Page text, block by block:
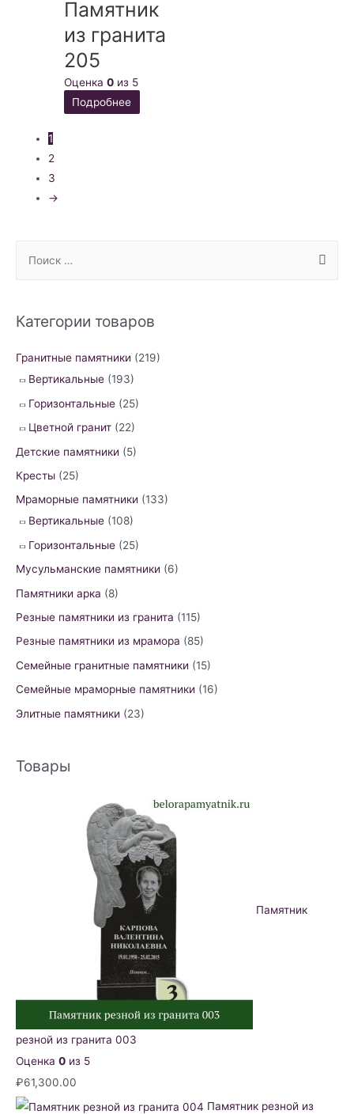
Памятник
из гранита
205
Оценка0 из 5
Подробнее
1
2
3
→
r
h
Категории товаров
Гранитные памятники (219)
Вертикальные (193)
Горизонтальные (25)
Цветной гранит (22)
Детские памятники (5)
Кресты (25)
Мраморные памятники (133)
Вертикальные (108)
Горизонтальные (25)
Мусульманские памятники (6)
Памятники арка (8)
Резные памятники из гранита (115)
Резные памятники из мрамора (85)
Семейные гранитные памятники (15)
Семейные мраморные памятники (16)
Элитные памятники (23)
Товары
Памятник
резной из гранита 003
Оценка 0 из 5
₽61,300.00
Памятник резной из